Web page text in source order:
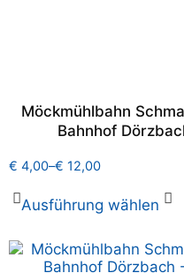
Möckmühlbahn
Bahnhof
€ 4,00–€ 12,00
Ausführung wählen